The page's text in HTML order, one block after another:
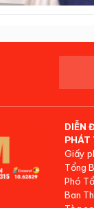
DIỄN
PHÁT
Giấy
Tổng
Phó
Ban